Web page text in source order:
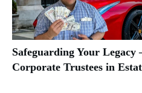
Safeguarding Your Legacy
Corporate Trustees in